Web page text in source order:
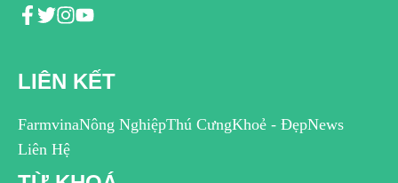
LIÊN KẾT
FarmvinaNông NghiệpThú CưngKhoẻ - ĐẹpNews
Liên Hệ